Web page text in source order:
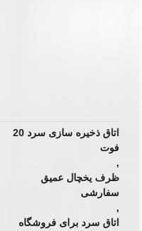
اتاق ذخیره سازی سرد 20
فوت
,
ظرف یخچال عمیق
سفارشی
,
اتاق سرد برای فروشگاه